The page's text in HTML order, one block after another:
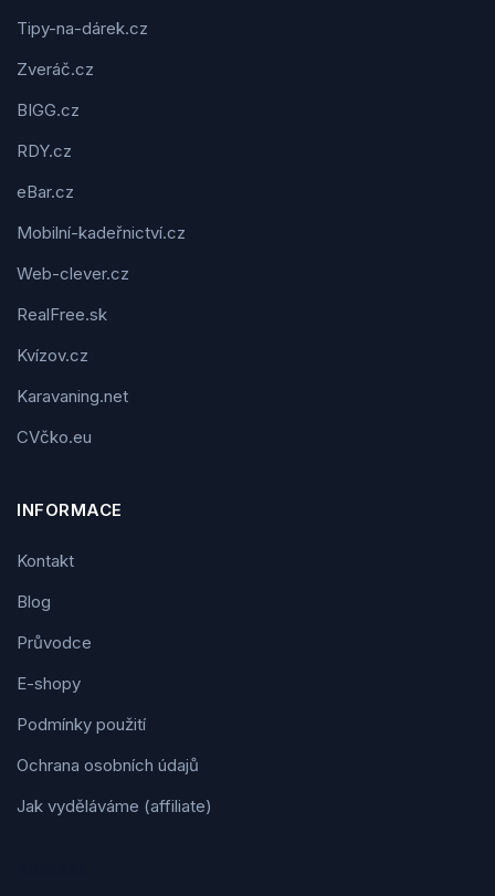
Tipy-na-dárek.cz
Zveráč.cz
BIGG.cz
RDY.cz
eBar.cz
Mobilní-kadeřnictví.cz
Web-clever.cz
RealFree.sk
Kvízov.cz
Karavaning.net
CVčko.eu
INFORMACE
Kontakt
Blog
Průvodce
E-shopy
Podmínky použití
Ochrana osobních údajů
Jak vyděláváme (affiliate)